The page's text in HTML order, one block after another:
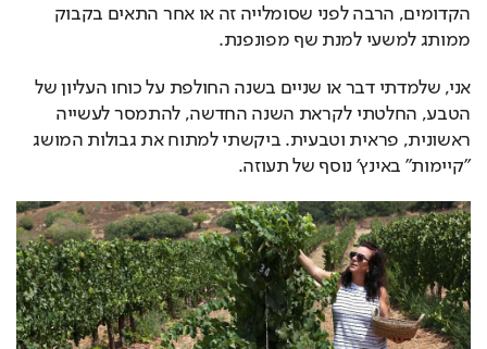
הקדומים, הרבה לפני שסומלייה זה או אחר התאים בקבוק
ממותג למשעי למנת שף מפונפנת.
אני, שלמדתי דבר או שניים בשנה החולפת על כוחו העליון של
הטבע, החלטתי לקראת השנה החדשה, להתמסר לעשייה
ראשונית, פראית וטבעית. ביקשתי למתוח את גבולות המושג
״קיימות״ באינץ׳ נוסף של תעוזה.